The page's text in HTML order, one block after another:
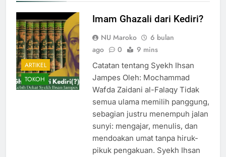
ARTIKEL
TOKOH
Imam Ghazali dari Kediri?
NU Maroko
6 bulan
ago
0 9 mins
Catatan tentang Syekh Ihsan
Jampes Oleh: Mochammad
Wafda Zaidani al-Falaqy Tidak
semua ulama memilih panggung,
sebagian justru menempuh jalan
sunyi: mengajar, menulis, dan
mendoakan umat tanpa hiruk-
pikuk pengakuan. Syekh Ihsan